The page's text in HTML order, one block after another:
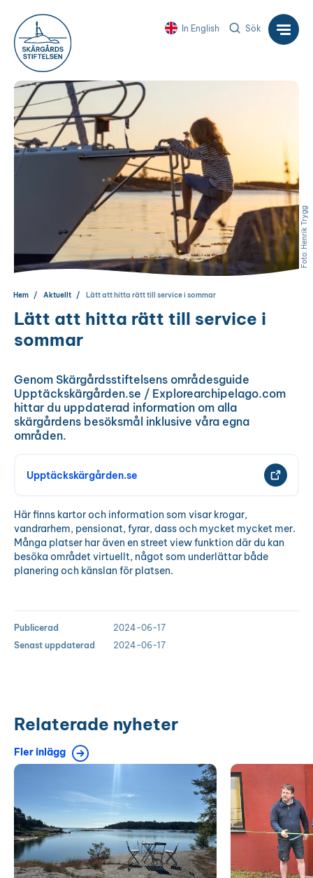
In English Sök
Foto: Henrik Trygg
Hem Aktuellt Lätt att hitta rätt till service i sommar
Lätt att hitta rätt till service i
sommar
Genom Skärgårdsstiftelsens områdesguide
Upptäckskärgården.se / Explorearchipelago.com
hittar du uppdaterad information om alla
skärgårdens besöksmål inklusive våra egna
områden.
Upptäckskärgården.se
Här finns kartor och information som visar krogar,
vandrarhem, pensionat, fyrar, dass och mycket mycket mer.
Många platser har även en street view funktion där du kan
besöka området virtuellt, något som underlättar både
planering och känslan för platsen.
Publicerad
2024-06-17
Senast uppdaterad
2024-06-17
Relaterade nyheter
Fler inlägg
Nyhet:
sjöbod
precis
vid
havet
på
Utö
Samverkan
för
Östersjön
på
Utö